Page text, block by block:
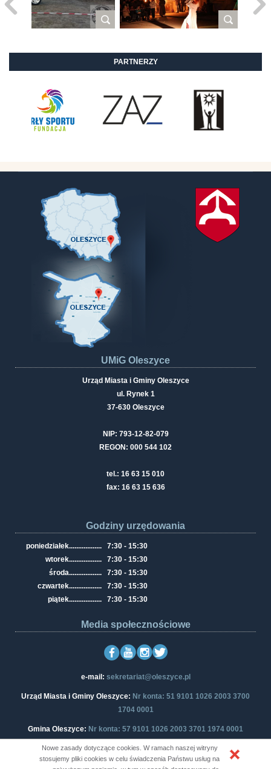
PARTNERZY
UMiG Oleszyce
Urząd Miasta i Gminy Oleszyce
ul. Rynek 1
37-630 Oleszyce
NIP: 793-12-82-079
REGON: 000 544 102
tel.: 16 63 15 010
fax: 16 63 15 636
Godziny urzędowania
poniedziałek..................
7:30 - 15:30
wtorek..................
7:30 - 15:30
środa..................
7:30 - 15:30
czwartek..................
7:30 - 15:30
piątek.................. 7:30 - 15:30
Media społecznościowe
e-mail: sekretariat@oleszyce.pl
Urząd Miasta i Gminy Oleszyce: Nr konta: 51 9101 1026 2003 3700
1704 0001
Gmina Oleszyce: Nr konta: 57 9101 1026 2003 3701 1974 0001
Nowe zasady dotyczące cookies. W ramach naszej witryny
stosujemy pliki cookies w celu świadczenia Państwu usług na